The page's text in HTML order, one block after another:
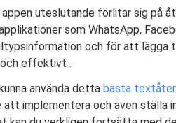
appen uteslutande förlitar sig på
som WhatsApp,
och för att
effektivt .
använda detta bästa
implementera och även ställa